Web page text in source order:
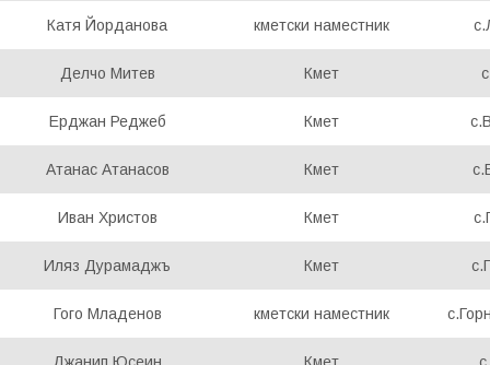
Катя Йорданова кметски наместник
Делчо Митев Кмет
Ерджан Реджеб Кмет
Атанас Атанасов Кмет
Иван Христов Кмет
Иляз Дурамаджъ Кмет
Гого Младенов кметски наместник